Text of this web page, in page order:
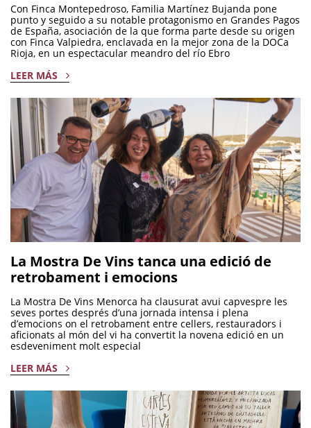
Con Finca Montepedroso, Familia Martínez Bujanda pone
punto y seguido a su notable protagonismo en Grandes Pagos
de España, asociación de la que forma parte desde su origen
con Finca Valpiedra, enclavada en la mejor zona de la DOCa
Rioja, en un espectacular meandro del río Ebro
LEER MÁS
La Mostra De Vins tanca una edició de
retrobament i emocions
La Mostra De Vins Menorca ha clausurat avui capvespre les
seves portes després d’una jornada intensa i plena
d’emocions on el retrobament entre cellers, restauradors i
aficionats al món del vi ha convertit la novena edició en un
esdeveniment molt especial
LEER MÁS